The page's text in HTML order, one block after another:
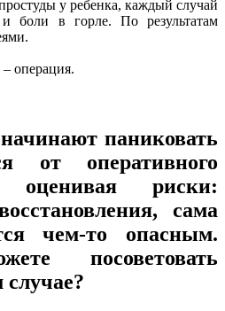
у ребенка, каждый случай
боли в горле. По результатам
операция.
паниковать
от оперативного
оценивая риски:
сама
чем-то опасным.
посоветовать
случае?